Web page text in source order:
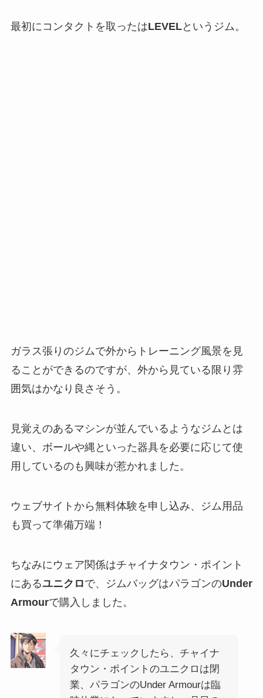
最初にコンタクトを取ったはLEVELというジム。
ガラス張りのジムで外からトレーニング風景を見
ることができるのですが、外から見ている限り雰
囲気はかなり良さそう。
見覚えのあるマシンが並んでいるようなジムとは
違い、ボールや縄といった器具を必要に応じて使
用しているのも興味が惹かれました。
ウェブサイトから無料体験を申し込み、ジム用品
も買って準備万端！
ちなみにウェア関係はチャイナタウン・ポイント
にあるユニクロで、ジムバッグはパラゴンのUnder
Armourで購入しました。
久々にチェックしたら、チャイナ
タウン・ポイントのユニクロは閉
業、パラゴンのUnder Armourは臨